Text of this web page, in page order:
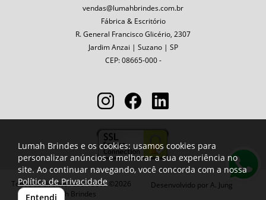
vendas@lumahbrindes.com.br
Fábrica & Escritório
R. General Francisco Glicério, 2307
Jardim Anzai | Suzano | SP
CEP: 08665-000 -
Todos os direitos reservados ©2026
Lumah Brindes
Desenvolvido por A. Jung
Lumah Brindes e os cookies: usamos cookies para
personalizar anúncios e melhorar a sua experiência no
site. Ao continuar navegando, você concorda com a nossa
Política de Privacidade
Entendi